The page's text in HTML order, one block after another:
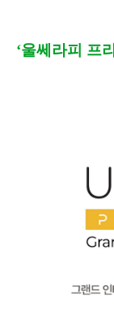
‘울쎄라피 프